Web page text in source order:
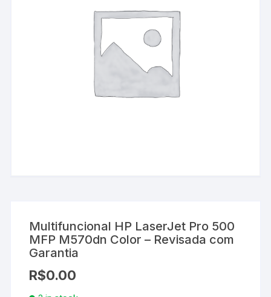
Multifuncional HP LaserJet Pro 500
MFP M570dn Color – Revisada com
Garantia
R$0.00